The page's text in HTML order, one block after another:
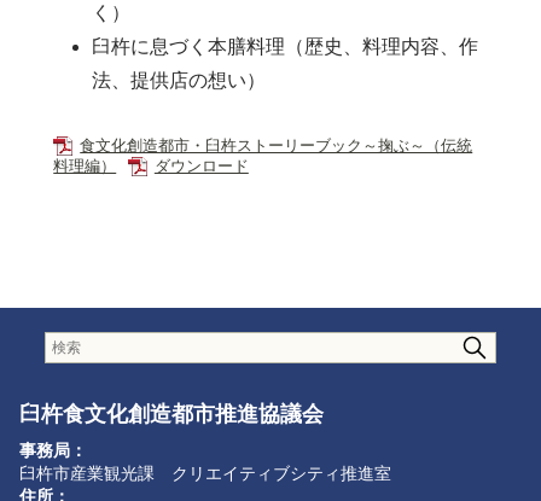
く）
臼杵に息づく本膳料理（歴史、料理内容、作
法、提供店の想い）
食文化創造都市・臼杵ストーリーブック～掬ぶ～（伝統
料理編）
ダウンロード
臼杵食文化創造都市推進協議会
事務局：
臼杵市産業観光課 クリエイティブシティ推進室
住所：